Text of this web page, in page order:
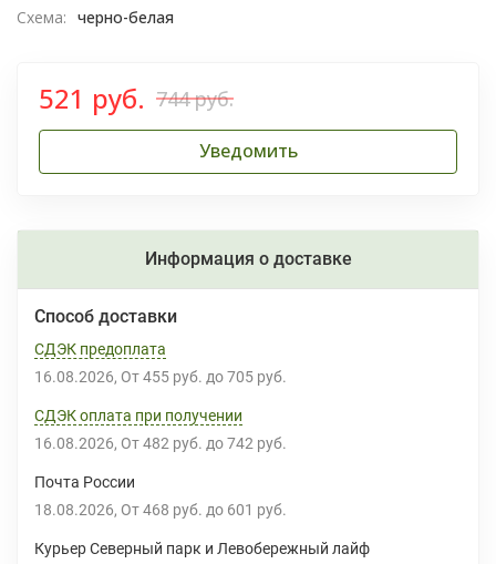
Схема: черно-белая
521 руб. 744 руб.
Уведомить
Информация о доставке
Способ доставки
СДЭК предоплата
16.08.2026 От 455 руб. до 705 руб.
СДЭК оплата при получении
16.08.2026 От 482 руб. до 742 руб.
Почта России
18.08.2026 От 468 руб. до 601 руб.
Курьер Северный парк и Левобережный лайф